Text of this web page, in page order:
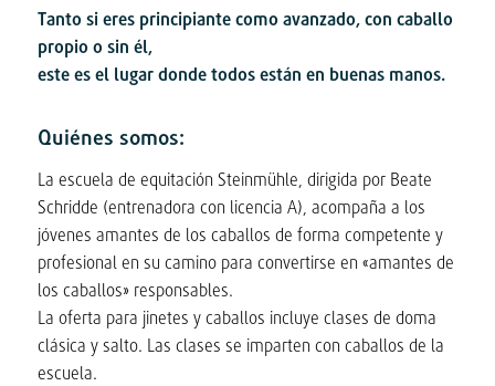
Tanto si eres principiante como avanzado, con caballo
propio o sin él,
este es el lugar donde todos están en buenas manos.
Quiénes somos:
La escuela de equitación Steinmühle, dirigida por Beate
Schridde (entrenadora con licencia A), acompaña a los
jóvenes amantes de los caballos de forma competente y
profesional en su camino para convertirse en «amantes de
los caballos» responsables.
La oferta para jinetes y caballos incluye clases de doma
clásica y salto. Las clases se imparten con caballos de la
escuela.